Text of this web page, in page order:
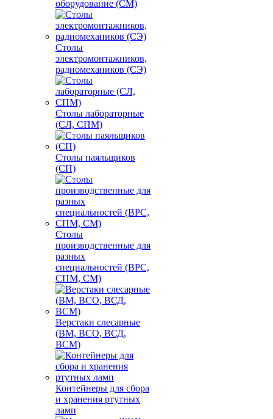
оборудование (СМ)
Столы
электромонтажников,
радиомехаников (СЭ)
Столы лабораторные
(СЛ, СПМ)
Столы паяльщиков
(СП)
Столы
производственные для
разных
специальностей (ВРС,
СПМ, СМ)
Верстаки слесарные
(ВМ, ВСО, ВСД,
ВСМ)
Контейнеры для сбора
и хранения ртутных
ламп